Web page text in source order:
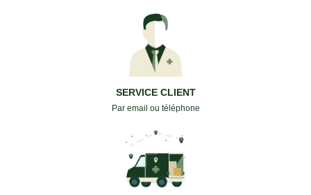
SERVICE CLIENT
Par email ou téléphone